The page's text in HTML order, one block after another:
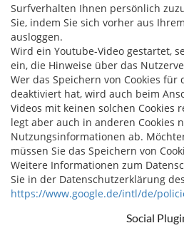
Surfverhalten Ihnen persönlich
Sie, indem Sie sich vorher aus
ausloggen.
Wird ein Youtube-Video gestartet,
ein, die Hinweise über das
Wer das Speichern von Cookies für
deaktiviert hat, wird auch beim
Videos mit keinen solchen Cookies
legt aber auch in anderen Cookies
Nutzungsinformationen ab.
müssen Sie das Speichern von
Weitere Informationen zum
Sie in der Datenschutzerklärung
https://www.google.de/intl/de/
Social